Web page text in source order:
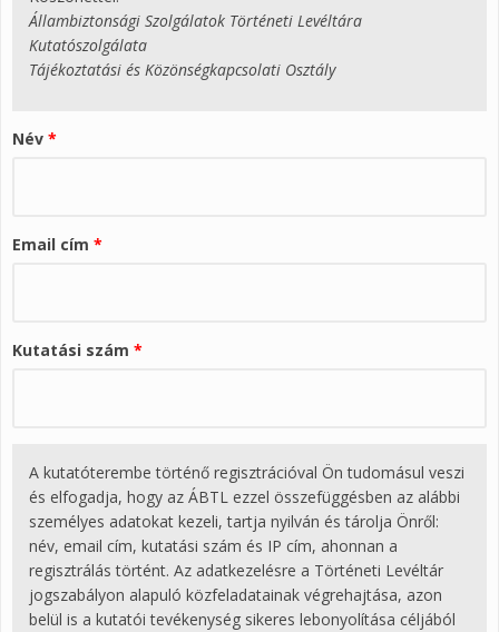
Állambiztonsági Szolgálatok Történeti Levéltára
Kutatószolgálata
Tájékoztatási és Közönségkapcsolati Osztály
Név *
Email cím *
Kutatási szám *
A kutatóterembe történő regisztrációval Ön tudomásul veszi
és elfogadja, hogy az ÁBTL ezzel összefüggésben az alábbi
személyes adatokat kezeli, tartja nyilván és tárolja Önről:
név, email cím, kutatási szám és IP cím, ahonnan a
regisztrálás történt. Az adatkezelésre a Történeti Levéltár
jogszabályon alapuló közfeladatainak végrehajtása, azon
belül is a kutatói tevékenység sikeres lebonyolítása céljából